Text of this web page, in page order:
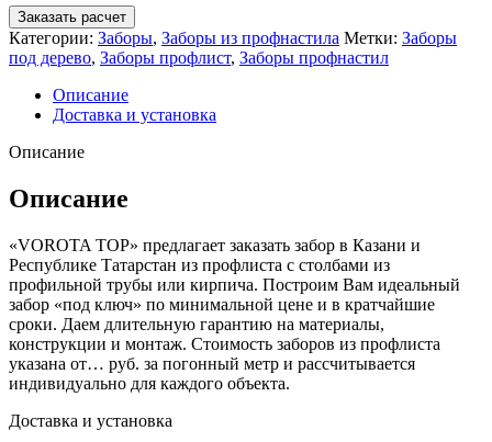
Заказать расчет
Категории: Заборы, Заборы из профнастила Метки: Заборы
под дерево, Заборы профлист, Заборы профнастил
Описание
Доставка и установка
Описание
Описание
«VOROTA TOP» предлагает заказать забор в Казани и
Республике Татарстан из профлиста с столбами из
профильной трубы или кирпича. Построим Вам идеальный
забор «под ключ» по минимальной цене и в кратчайшие
сроки. Даем длительную гарантию на материалы,
конструкции и монтаж. Стоимость заборов из профлиста
указана от… руб. за погонный метр и рассчитывается
индивидуально для каждого объекта.
Доставка и установка